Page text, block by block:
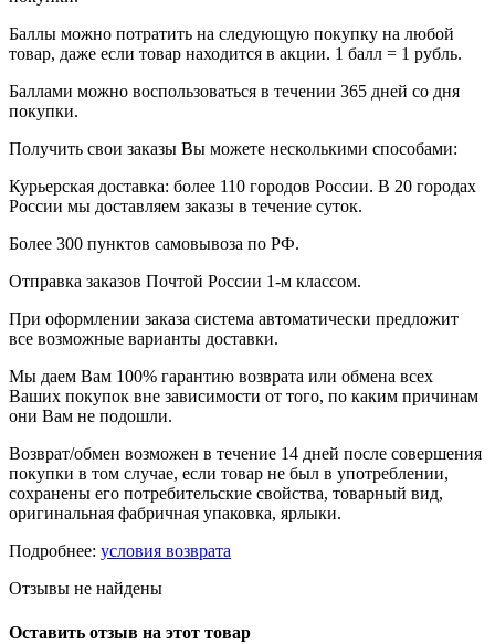
Баллы можно потратить на следующую покупку на любой
товар, даже если товар находится в акции. 1 балл = 1 рубль.
Баллами можно воспользоваться в течении 365 дней со дня
покупки.
Получить свои заказы Вы можете несколькими способами:
Курьерская доставка: более 110 городов России. В 20 городах
России мы доставляем заказы в течение суток.
Более 300 пунктов самовывоза по РФ.
Отправка заказов Почтой России 1-м классом.
При оформлении заказа система автоматически предложит
все возможные варианты доставки.
Мы даем Вам 100% гарантию возврата или обмена всех
Ваших покупок вне зависимости от того, по каким причинам
они Вам не подошли.
Возврат/обмен возможен в течение 14 дней после совершения
покупки в том случае, если товар не был в употреблении,
сохранены его потребительские свойства, товарный вид,
оригинальная фабричная упаковка, ярлыки.
Подробнее: условия возврата
Отзывы не найдены
Оставить отзыв на этот товар